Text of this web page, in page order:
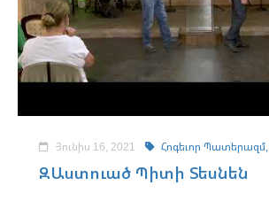
Յունիս 16, 2021 Հոգեւոր Պատերազմ,
ԶԱստուած Պիտի Տեսնեն